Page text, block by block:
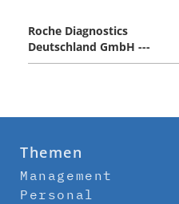
Roche Diagnostics
Deutschland GmbH ---
Themen
Management
Personal